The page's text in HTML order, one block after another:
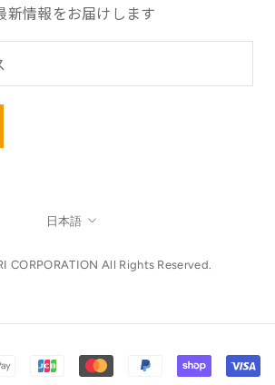
新情報をお届けします
言
日本語
CORPORATION All Rights Reserved.